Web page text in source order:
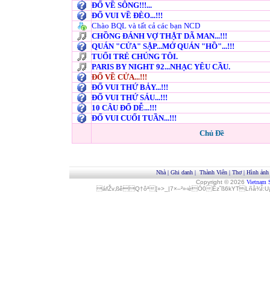
ĐỐ VỀ SÔNG!!!...
ĐỐ VUI VỀ ĐÈO...!!!
Chào BQL và tất cả các bạn NCD
CHỒNG ĐÁNH VỢ THẬT DÃ MAN...!!!
QUÁN "CỬA" SẬP...MỞ QUÁN "HỒ"...!!!
TUỔI TRẺ CHÚNG TÔI.
PARIS BY NIGHT 92...NHẠC YÊU CẦU.
ĐỐ VỀ CỬA...!!!
ĐỐ VUI THỨ BẢY...!!!
ĐỐ VUI THỨ SÁU...!!!
10 CÂU ĐỐ DỄ...!!!
ĐỐ VUI CUỐI TUẦN...!!!
Chủ Đề
Nhà | Ghi danh | Thành Viên | Thơ| Hình ảnh
Copyright © 2026 Vietnam
áfŽv‚ßêQ†ôª[»>_|7×–²»‹èÓ0